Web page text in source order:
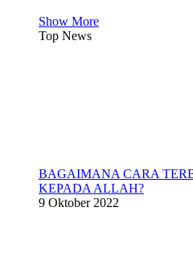
Show More
Top News
BAGAIMANA CARA
KEPADA ALLAH?
9 Oktober 2022